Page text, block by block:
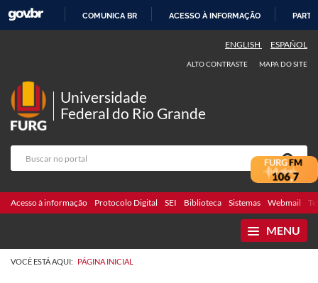
COMUNICA BR ACESSO À INFORMAÇÃO
ENGLISH ESPAÑOL
ALTO CONTRASTE MAPA DO SITE
Universidade
Federal do Rio Grande
Acesso à informação Protocolo Digital SEI Biblioteca Sistemas Webmail
MENU
VOCÊ ESTÁ AQUI: PÁGINA INICIAL